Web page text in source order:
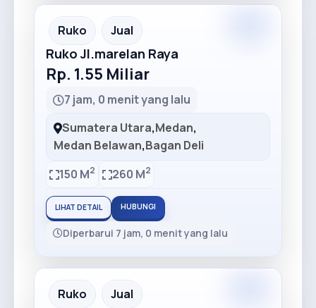
Ruko Jual
Ruko Jl.marelan Raya
Rp. 1.55 Miliar
7 jam, 0 menit yang lalu
Sumatera Utara,Medan,
Medan Belawan,Bagan Deli
150 M2 260 M2
LIHAT DETAIL HUBUNGI
Diperbarui 7 jam, 0 menit yang lalu
Ruko Jual